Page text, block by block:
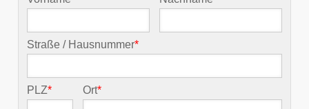
Straße / Hausnummer*
PLZ* Ort*